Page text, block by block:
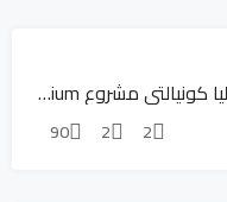
شقق للبيع في مجمع فاخر في أنطاليا كونيالتي مشروع Vista Premium
2
2
90